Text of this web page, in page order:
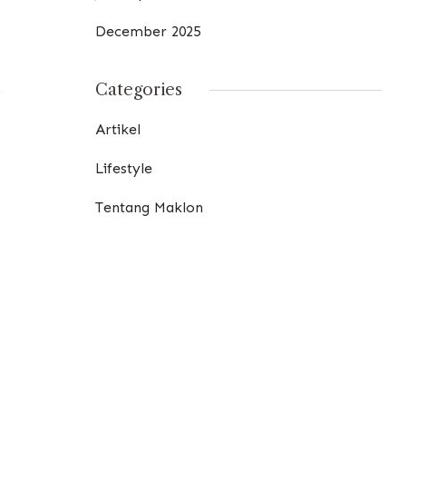
December 2025
Categories
Artikel
Lifestyle
Tentang Maklon